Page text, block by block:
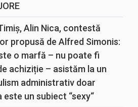
Alin Nica, contestă
propusă de Alfred Simonis:
o marfă – nu poate fi
achiziție – asistăm la un
administrativ doar
un subiect “sexy“